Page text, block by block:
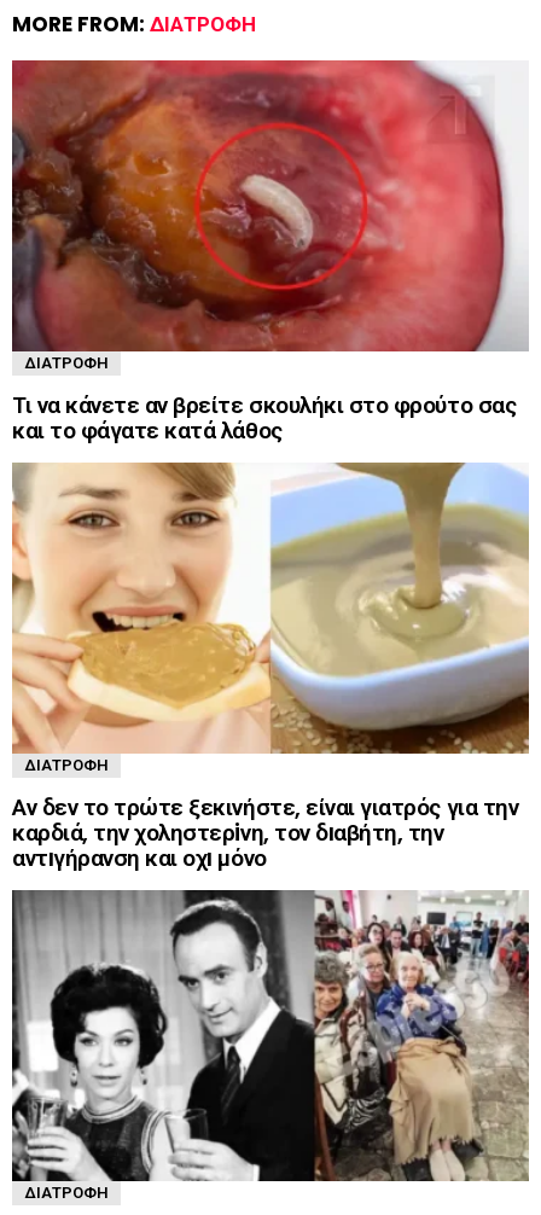
MORE FROM: ΔΙΑΤΡΟΦΉ
ΔΙΑΤΡΟΦΉ
Τι να κάνετε αν βρείτε σκουλήκι στο φρούτο σας
και το φάγατε κατά λάθος
ΔΙΑΤΡΟΦΉ
Αν δεν το τρώτε ξεκινήστε, είναι γιατρός για την
καρδιά, την χοληστερiνη, τον δıαβήτη, την
αντıγήρανση και οχı μόνο
ΔΙΑΤΡΟΦΉ